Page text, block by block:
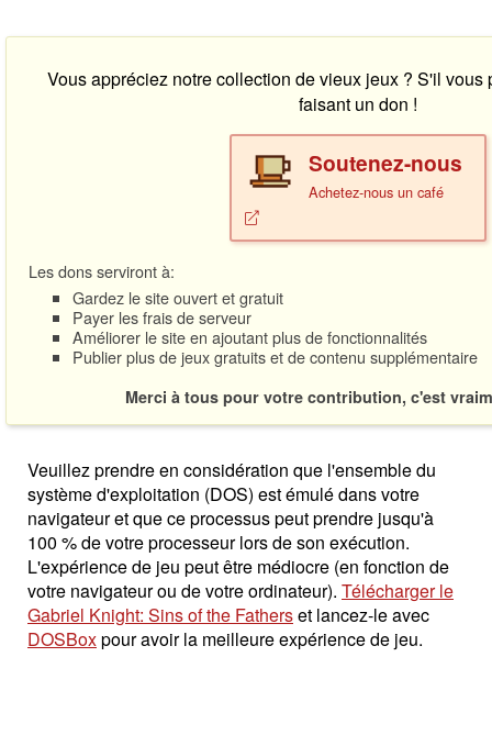
Vous appréciez notre collection de vieux jeux ? S'il vous
faisant un don !
Soutenez-nous
Achetez-nous un café
Les dons serviront à:
Gardez le site ouvert et gratuit
Payer les frais de serveur
Améliorer le site en ajoutant plus de fonctionnalités
Publier plus de jeux gratuits et de contenu supplémentaire
Merci à tous pour votre contribution, c'est
Veuillez prendre en considération que l'ensemble du
système d'exploitation (DOS) est émulé dans votre
navigateur et que ce processus peut prendre jusqu'à
100 % de votre processeur lors de son exécution.
L'expérience de jeu peut être médiocre (en fonction de
votre navigateur ou de votre ordinateur). Télécharger le
Gabriel Knight: Sins of the Fatherset lancez-le avec
DOSBoxpour avoir la meilleure expérience de jeu.